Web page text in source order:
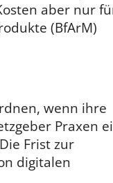
aber nur
(BfArM)
wenn ihre
Praxen
Frist zur
digitalen